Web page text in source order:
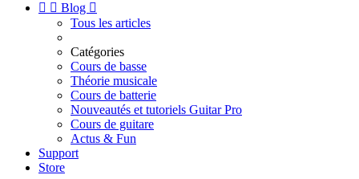
  Blog 
Tous les articles
Catégories
Cours de basse
Théorie musicale
Cours de batterie
Nouveautés et tutoriels Guitar Pro
Cours de guitare
Actus & Fun
Support
Store